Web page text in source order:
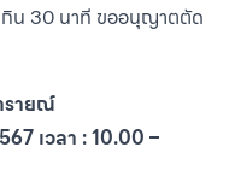
เกิน 30 นาที ขออนุญาตตัด
รายณ์
เวลา : 10.00 –